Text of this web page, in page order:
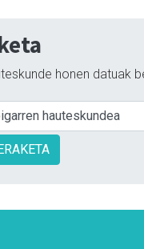
honen datuak